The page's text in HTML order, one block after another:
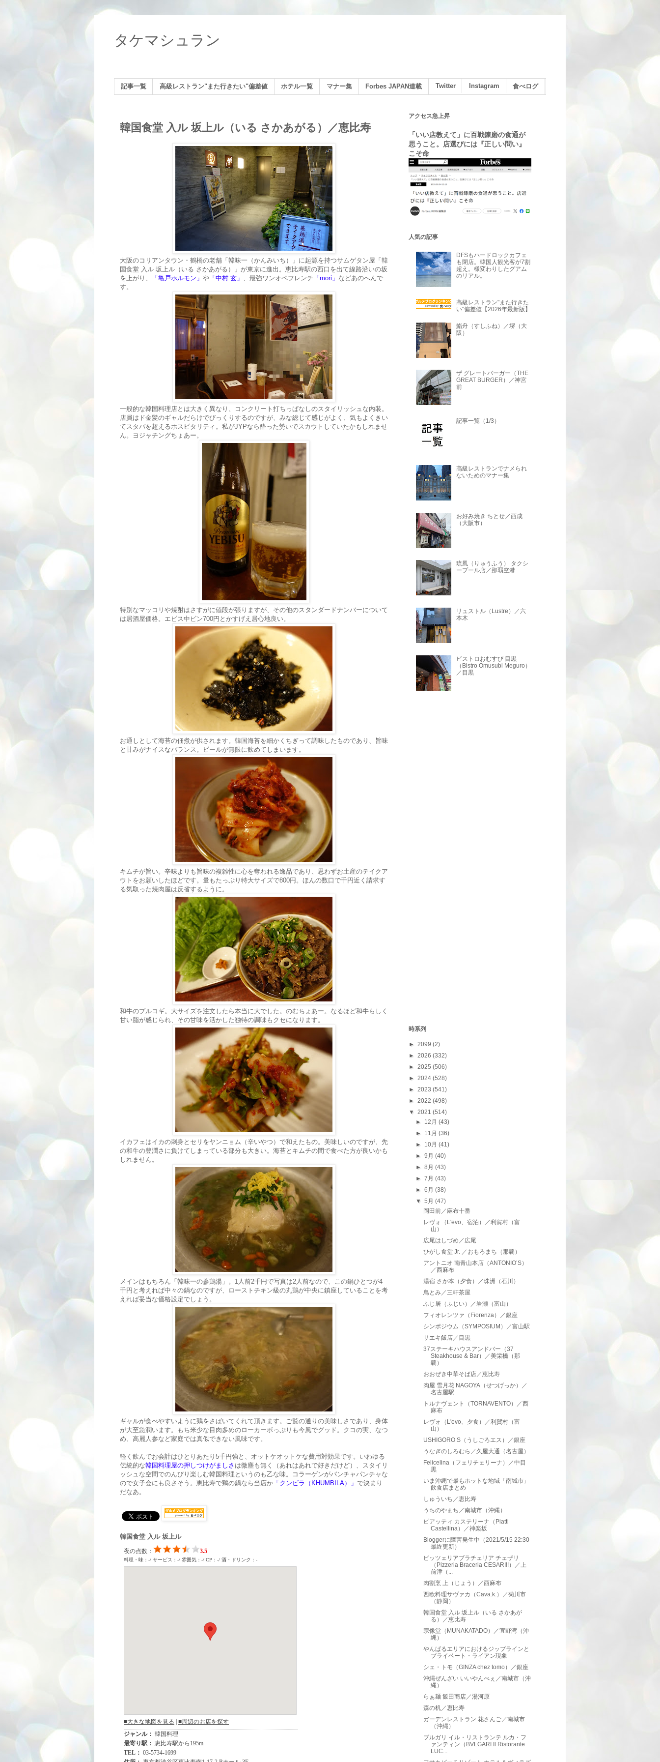
タケマシュラン
記事一覧 高級レストラン"また行きたい"偏差値 ホテル一覧 マナー集 Forbes JAPAN連載 Twitter Instagram 食べログ
韓国食堂 入ル 坂上ル（いる さかあがる）／恵比寿
大阪のコリアンタウン・鶴橋の老舗「韓味一（かんみいち）」に起源を持つサムゲタン屋「韓
国食堂 入ル 坂上ル（いる さかあがる）」が東京に進出。恵比寿駅の西口を出て線路沿いの坂
を上がり、
「亀戸ホルモン」 や 「中村 玄」 、最強ワンオペフレンチ 「mori」 などあのへんで
す。
一般的な韓国料理店とは大きく異なり、コンクリート打ちっぱなしのスタイリッシュな内装。
店員はド金髪のギャルだらけでびっくりするのですが、みな総じて感じがよく、気もよくきい
てスタバを超えるホスピタリティ。私がJYPなら酔った勢いでスカウトしていたかもしれませ
ん。ヨジャチングちょあー。
特別なマッコリや焼酎はさすがに値段が張りますが、その他のスタンダードナンバーについて
は居酒屋価格。エビス中ビン700円とかすげえ居心地良い。
お通しとして海苔の佃煮が供されます。韓国海苔を細かくちぎって調味したものであり、旨味
と甘みがナイスなバランス。ビールが無限に飲めてしまいます。
キムチが旨い。辛味よりも旨味の複雑性に心を奪われる逸品であり、思わずお土産のテイクア
ウトをお願いしたほどです。量もたっぷり特大サイズで800円。ほんの数口で千円近く請求す
る気取った焼肉屋は反省するように。
和牛のプルコギ。大サイズを注文したら本当に大でした。のむちょあー。なるほど和牛らしく
甘い脂が感じられ、その甘味を活かした独特の調味もクセになります。
イカフェはイカの刺身とセリをヤンニョム（辛いやつ）で和えたもの。美味しいのですが、先
の和牛の豊潤さに負けてしまっている部分も大きい。海苔とキムチの間で食べた方が良いかも
しれません。
メインはもちろん「韓味一の蔘鶏湯」。1人前2千円で写真は2人前なので、この鍋ひとつが4
千円と考えれば中々の鍋なのですが、ローストチキン級の丸鶏が中央に鎮座していることを考
えれば妥当な価格設定でしょう。
ギャルが食べやすいように鶏をさばいてくれて頂きます。ご覧の通りの美味しさであり、身体
が大至急潤います。もち米少な目肉多めのローカーボっぷりも今風でグッド。クコの実、なつ
め、高麗人参など家庭では真似できない風味です。
軽く飲んでお会計はひとりあたり5千円強と、オットケオットケな費用対効果です。いわゆる
伝統的な韓国料理屋の押しつけがましさ は微塵も無く（あれはあれで好きだけど）、スタイリ
ッシュな空間でのんびり楽しむ韓国料理というのも乙な味。コラーゲンがパンチャパンチャな
ので女子会にも良さそう。恵比寿で鶏の鍋なら当店か 「クンビラ（KHUMBILA）」 で決まり
だなあ。
韓国食堂 入ル 坂上ル
アクセス急上昇
「いい店教えて」に百戦錬磨の食通が
思うこと。店選びには『正しい問い』
こそ命
人気の記事
DFSもハードロックカフェ
も閉店。韓国人観光客が7割
超え。様変わりしたグアム
のリアル。
高級レストラン"また行きた
い"偏差値【2026年最新版】
鮨舟（すしふね）／堺（大
阪）
ザ グレートバーガー（THE
GREAT BURGER）／神宮
前
記事一覧（1/3）
高級レストランでナメられ
ないためのマナー集
お好み焼き ちとせ／西成
（大阪市）
琉風（りゅうふう） タクシ
ープール店／那覇空港
リュストル（Lustre）／六
本木
ビストロおむすび 目黒
（Bistro Omusubi Meguro）
／目黒
時系列
► 2099 (2)
► 2026 (332)
► 2025 (506)
► 2024 (528)
► 2023 (541)
► 2022 (498)
▼ 2021 (514)
► 12月(43)
► 11月(36)
► 10月(41)
►9月(40)
►8月(43)
►7月(43)
►6月(38)
▼5月(47)
岡田前／麻布十番
レヴォ（L'evo、宿泊）／利賀村（富
山）
広尾はしづめ／広尾
ひがし食堂 Jr. ／おもろまち（那覇）
アントニオ 南青山本店（ANTONIO’S）
／西麻布
湯宿 さか本（夕食）／珠洲（石川）
鳥とみ／三軒茶屋
ふじ居（ふじい）／岩瀬（富山）
フィオレンツァ（Fiorenza）／銀座
シンポジウム（SYMPOSIUM）／富山駅
サエキ飯店／目黒
37ステーキハウスアンドバー（37
Steakhouse & Bar）／美栄橋（那
覇）
おおぜき中華そば店／恵比寿
肉屋 雪月花 NAGOYA（せつげっか）／
名古屋駅
トルナヴェント（TORNAVENTO）／西
麻布
レヴォ（L'evo、夕食）／利賀村（富
山）
USHIGORO S（うしごろエス）／銀座
うなぎのしろむら／久屋大通（名古屋）
Felicelina（フェリチェリーナ）／中目
黒
いま沖縄で最もホットな地域「南城市」
飲食店まとめ
しゅういち／恵比寿
うちのやまち／南城市（沖縄）
ピアッティ カステリーナ（Piatti
Castellina）／神楽坂
Bloggerに障害発生中（2021/5/15 22:30
最終更新）
ピッツェリアブラチェリア チェザリ
（Pizzeria Braceria CESARI!!）／上
前津（...
肉割烹 上（じょう）／西麻布
西欧料理サヴァカ（Cava.k.）／菊川市
（静岡）
韓国食堂 入ル 坂上ル（いる さかあが
る）／恵比寿
宗像堂（MUNAKATADO）／宜野湾（沖
縄）
やんばるエリアにおけるジップラインと
プライベート・ライアン現象
シェ・トモ（GINZA chez tomo）／銀座
沖縄ぜんざい いいやんべぇ／南城市（沖
縄）
らぁ麺 飯田商店／湯河原
森の机／恵比寿
ガーデンレストラン 花さんご／南城市
（沖縄）
ブルガリ イル・リストランテ ルカ・フ
ァンティン（BVLGARI Il Ristorante
LUC...